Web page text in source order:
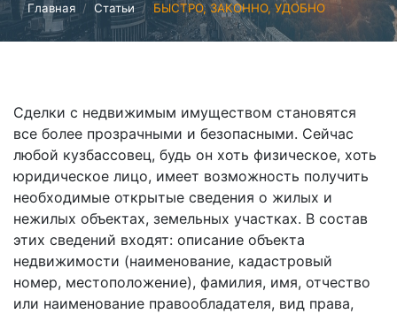
Главная Статьи БЫСТРО, ЗАКОННО, УДОБНО
Сделки с недвижимым имуществом становятся
все более прозрачными и безопасными. Сейчас
любой кузбассовец, будь он хоть физическое, хоть
юридическое лицо, имеет возможность получить
необходимые открытые сведения о жилых и
нежилых объектах, земельных участках. В состав
этих сведений входят: описание объекта
недвижимости (наименование, кадастровый
номер, местоположение), фамилия, имя, отчество
или наименование правообладателя, вид права,